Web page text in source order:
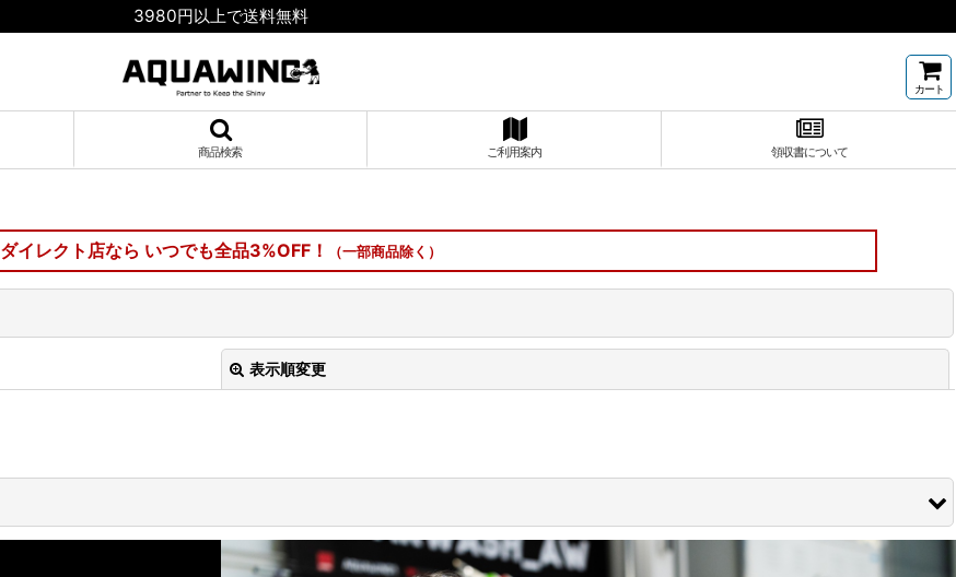
3980円以上で送料無料
カート
商品検索 ご利用案内 領収書について
ダイレクト店なら いつでも全品3%OFF！ （一部商品除く）
表示順変更
絞り込む